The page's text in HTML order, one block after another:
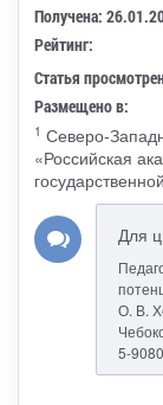
Получена:
Рейтинг:
Статья
Размещено в:
1 Северо-
«Российская
Для
О. В.
5-